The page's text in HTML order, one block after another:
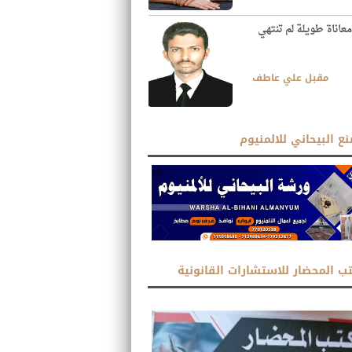
طويلة لم تنتهي
مقبل علي عاطف
البيحاني للالمنيوم
المحضار للاستشارات القانونية